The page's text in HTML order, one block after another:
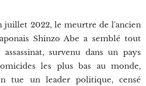
juillet 2022, le meurtre de l'ancien
Shinzo Abe a semblé tout
assassinat, survenu dans un pays
les plus bas au monde,
tue un leader politique, censé